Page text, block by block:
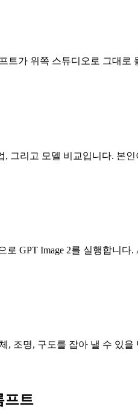
트가 위쪽 스튜디오로 그대
, 그리고 모델 비교입니다. 본
로 GPT Image 2를 실행합니
, 조명, 구도를 잡아 낼 수 있
프트